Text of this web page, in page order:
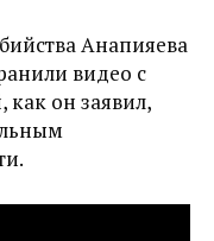
Анапияева
видео с
как он заявил,